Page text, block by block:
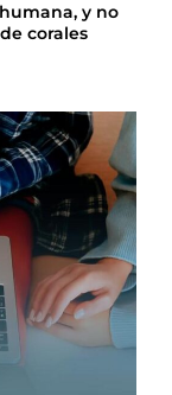
y no
corales